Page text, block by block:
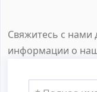
Свяжитесь с нами
информации о